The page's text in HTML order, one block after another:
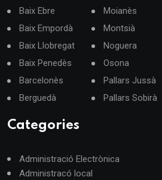
Baix Ebre
Baix Empordà
Baix Llobregat
Baix Penedès
Barcelonès
Berguedà
Moianès
Montsià
Noguera
Osona
Pallars Jussà
Pallars Sobirà
Categories
Administració Electrònica
Administracó local